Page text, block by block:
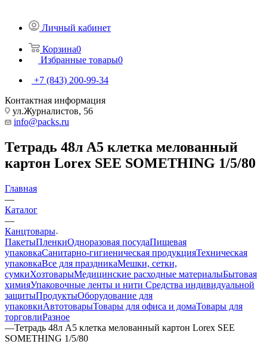
Личный кабинет
Корзина0
Избранные товары0
+7 (843) 200-99-34
Контактная информация
ул.Журналистов, 56
info@packs.ru
Тетрадь 48л А5 клетка мелованный
картон Lorex SEE SOMETHING 1/5/80
Главная
—
Каталог
—
Канцтовары
ПакетыПленкиОдноразовая посудаПищевая
упаковкаСанитарно-гигиеническая продукцияТехническая
упаковкаВсе для праздникаМешки, сетки,
сумкиХозтоварыМедицинские расходные материалыБытовая
химияУпаковочные ленты и нити Средства индивидуальной
защитыПродуктыОборудование для
упаковкиАвтотоварыТовары для офиса и домаТовары для
торговлиРазное
—Тетрадь 48л А5 клетка мелованный картон Lorex SEE
SOMETHING 1/5/80